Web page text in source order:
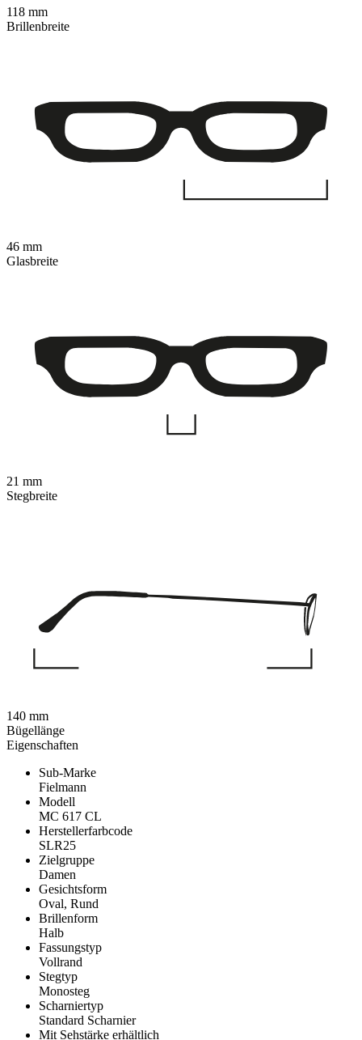
Eigenschaften
Sub-Marke
Fielmann
Modell
MC 617 CL
Herstellerfarbcode
SLR25
Zielgruppe
Damen
Gesichtsform
Oval, Rund
Brillenform
Halb
Fassungstyp
Vollrand
Stegtyp
Monosteg
Scharniertyp
Standard Scharnier
Mit Sehstärke erhältlich
118 mm
Brillenbreite
46 mm
Glasbreite
21 mm
Stegbreite
140 mm
Bügellänge